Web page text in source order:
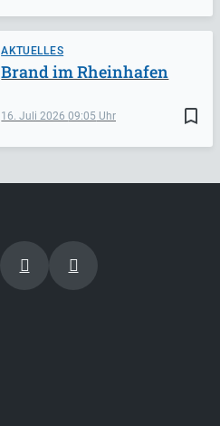
AKTUELLES
bookmark_border
16. Juli 202609:05
Brand im Rheinhafen